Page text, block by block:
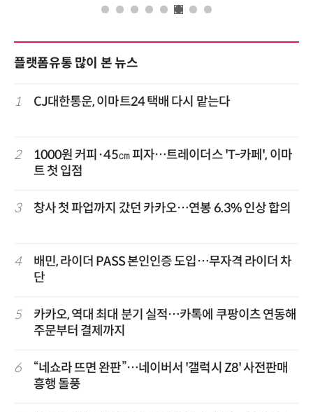
플랫폼유통 많이 본 뉴스
1 CJ대한통운, 이마트24 택배 다시 맡는다
2
1000원 커피·45㎝ 피자…트레이더스 'T-카페', 이마
트 첫 입점
3 창사 첫 파업까지 갔던 카카오…연봉 6.3% 인상 합의
4
배민, 라이더 PASS 본인인증 도입…무자격 라이더 차
단
5
카카오, 역대 최대 분기 실적…카톡에 쿠팡이츠 연동해
주문부터 결제까지
6
“네쇼라 뜨면 완판”…네이버서 '갤럭시 Z8' 사전판매
흥행 돌풍